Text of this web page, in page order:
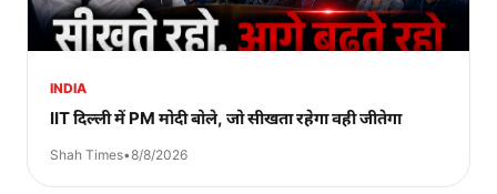
INDIA
IIT दिल्ली में PM मोदी बोले, जो सीखता रहेगा वही जीतेगा
Shah Times•8/8/2026